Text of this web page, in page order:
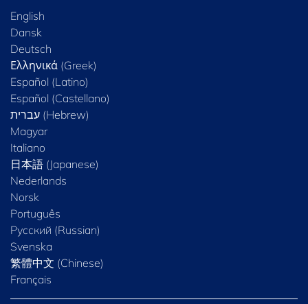
English
Dansk
Deutsch
Ελληνικά (Greek)
Español (Latino)
Español (Castellano)
Magyar
Italiano
日本語 (Japanese)
Nederlands
Norsk
Português
Русский (Russian)
Svenska
繁體中文 (Chinese)
Français